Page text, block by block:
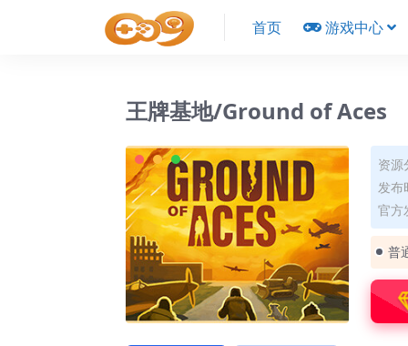
首页 游戏中心
王牌基地/Ground of Aces
资
发布
官方
普